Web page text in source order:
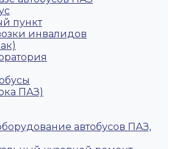
пункт
инвалидов
ПАЗ)
автобусов ПАЗ,